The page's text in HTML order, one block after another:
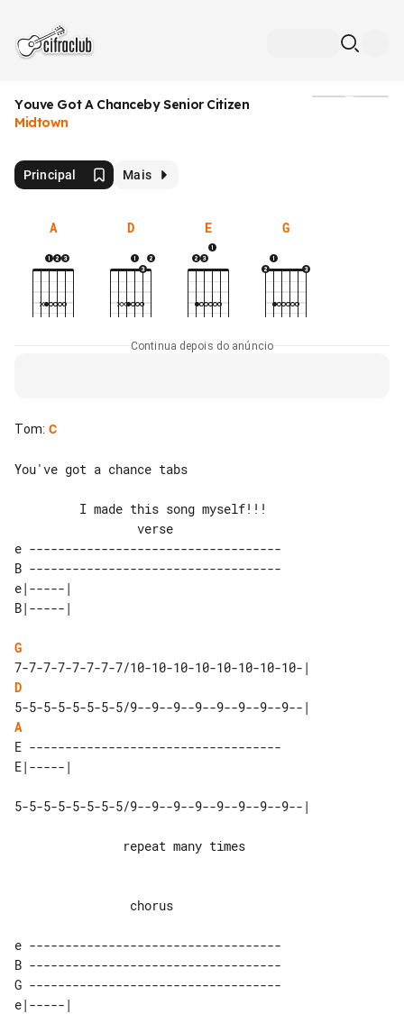
Youve Got A Chanceby Senior Citizen
Midtown
Principal Mais
A D E G
Continua depois do anúncio
Tom: C
You've got a chance tabs
e -----------------------------------
B -----------------------------------
e|-----|
G
D
A
E -----------------------------------
5-5-5-5-5-5-5-5/9--9--9--9--9--9--9--9--|
e -----------------------------------
B -----------------------------------
G -----------------------------------
e|-----|